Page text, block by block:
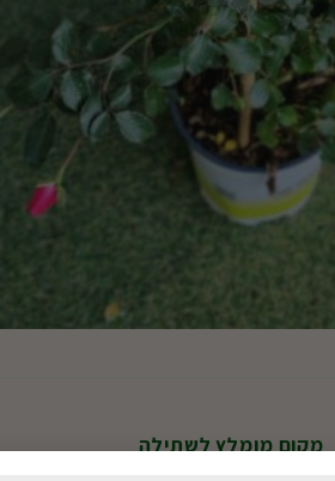
מקום מומלץ לשתילה